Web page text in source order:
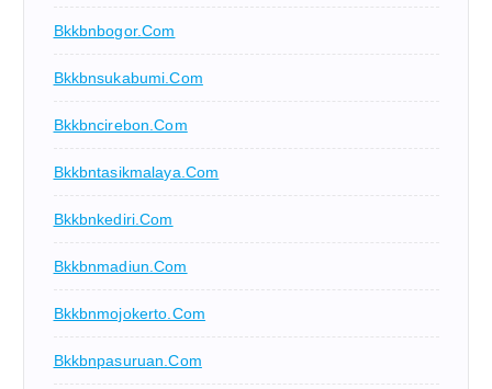
Bkkbnbogor.com
Bkkbnsukabumi.com
Bkkbncirebon.com
Bkkbntasikmalaya.com
Bkkbnkediri.com
Bkkbnmadiun.com
Bkkbnmojokerto.com
Bkkbnpasuruan.com